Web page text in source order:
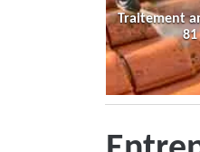
Traitement
81